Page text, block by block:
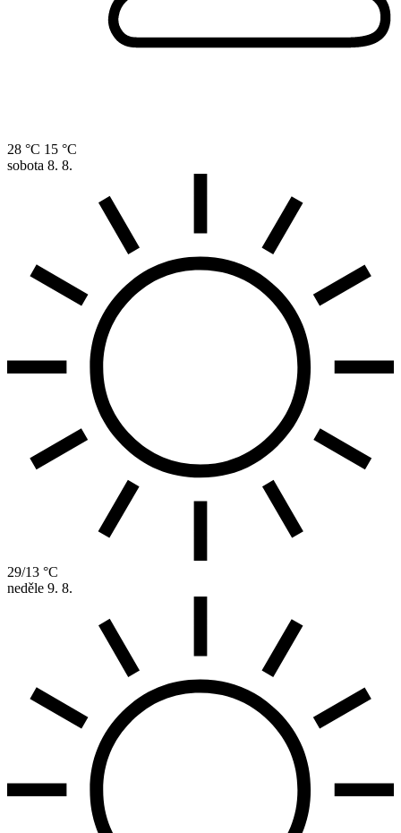
28 °C 15 °C
sobota 8. 8.
29/13 °C
neděle 9. 8.